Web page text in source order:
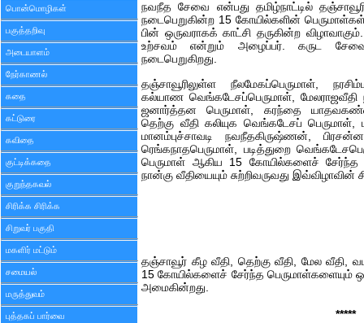
பொன்மொழிகள்
பகுத்தறிவு
அடையாளம்
நேர்காணல்
கதை
கட்டுரை
கவிதை
குட்டிக்கதை
குறுந்தகவல்
சிரிக்க சிரிக்க
சிறுவர் பகுதி
மகளிர் மட்டும்
சமையல்
மருத்துவம்
புத்தகப் பார்வை
நவநீத சேவை என்பது தமிழ்நாட்டில்
நடைபெறுகின்ற 15 கோயில்களின்
பின் ஒருவராகக் காட்சி தருகின்ற
உற்சவம் என்றும் அழைப்பர். கருட
நடைபெறுகிறது.
தஞ்சாவூரிலுள்ள நீலமேகப்பெருமாள்,
கல்யாண வெங்கடேசப்பெருமாள்,
ஜனார்த்தன பெருமாள், கரந்தை
தெற்கு வீதி கலியுக வெங்கடேசப்
மானம்புச்சாவடி நவநீதகிருஷ்ணன்,
ரெங்கநாதபெருமாள், படித்துறை
பெருமாள் ஆகிய 15 கோயில்களைச்
நான்கு வீதியையும் சுற்றிவருவது இவ்விழாவின்
தஞ்சாவூர் கீழ வீதி, தெற்கு வீதி, மேல வீதி,
15 கோயில்களைச் சேர்ந்த பெருமாள்களையும்
அமைகின்றது.
*****